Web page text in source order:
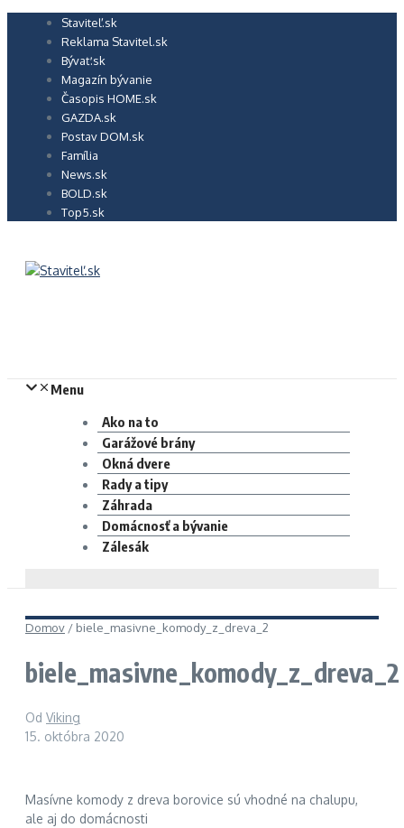
Preskočiť
Staviteľ.sk
Reklama Stavitel.sk
Bývať.sk
Magazín bývanie
Časopis HOME.sk
GAZDA.sk
Postav DOM.sk
Família
News.sk
BOLD.sk
Top5.sk
Menu
Ako na to
Garážové brány
Okná dvere
Rady a tipy
Záhrada
Domácnosť a bývanie
Zálesák
Domov / biele_masivne_komody_z_dreva_2
biele_masivne_komody_z_dreva_2
Od Viking
15. októbra 2020
Masívne komody z dreva borovice sú vhodné na chalupu,
ale aj do domácnosti